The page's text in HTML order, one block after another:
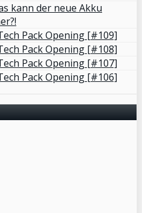
kann der neue Akku
Pack Opening [#109]
Pack Opening [#108]
Pack Opening [#107]
Pack Opening [#106]